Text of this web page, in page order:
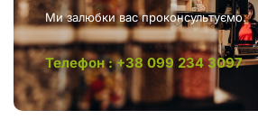
Ми залюбки вас проконсультуємо.
Телефон : +38 099 234 3097